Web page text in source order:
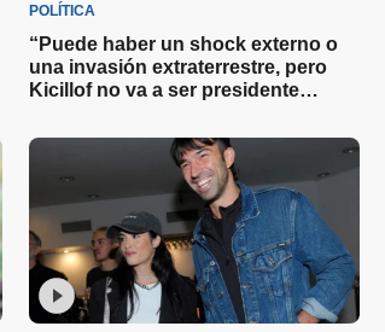
POLÍTICA
“Puede haber un shock externo o
una invasión extraterrestre, pero
Kicillof no va a ser presidente
kirchnerismo